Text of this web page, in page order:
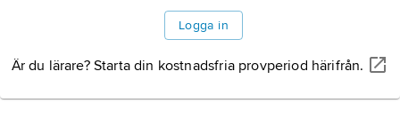
Logga in
Är du lärare? Starta din kostnadsfria provperiod härifrån.